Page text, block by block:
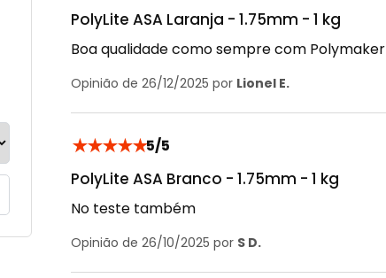
PolyLite ASA Laranja - 1.75mm - 1 kg
Boa qualidade como sempre com Polymaker
Opinião de 26/12/2025 por Lionel E.
★★★★★5/5
PolyLite ASA Branco - 1.75mm - 1 kg
No teste também
Opinião de 26/10/2025 por S D.